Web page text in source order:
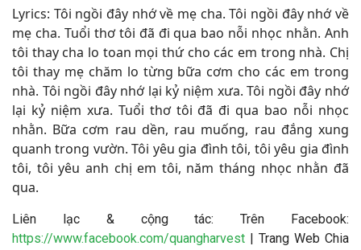
Lyrics: Tôi ngồi đây nhớ về mẹ cha. Tôi ngồi đây nhớ về
mẹ cha. Tuổi thơ tôi đã đi qua bao nỗi nhọc nhằn. Anh
tôi thay cha lo toan mọi thứ cho các em trong nhà. Chị
tôi thay mẹ chăm lo từng bữa cơm cho các em trong
nhà. Tôi ngồi đây nhớ lại kỷ niệm xưa. Tôi ngồi đây nhớ
lại kỷ niệm xưa. Tuổi thơ tôi đã đi qua bao nỗi nhọc
nhằn. Bữa cơm rau dền, rau muống, rau đắng xung
quanh trong vườn. Tôi yêu gia đình tôi, tôi yêu gia đình
tôi, tôi yêu anh chị em tôi, năm tháng nhọc nhằn đã
qua.
Liên lạc & cộng tác: Trên Facebook:
https://www.facebook.com/quangharvest | Trang Web Chia